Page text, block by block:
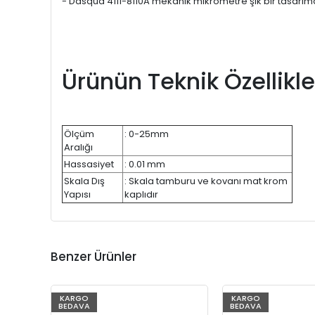
Ürünün Teknik
Ölçüm
Aralığı
: 0-25mm
Hassasiyet
: 0.01 mm
Skala Dış
Yapısı
: Skala tamburu ve kovanı mat krom
kaplıdır
Benzer Ürünler
KARGO
BEDAVA
KARGO
BEDAVA